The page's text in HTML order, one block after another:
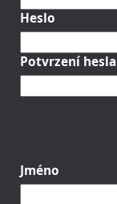
Heslo
Potvrzení hesla
Jméno